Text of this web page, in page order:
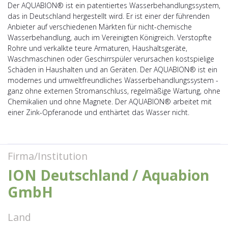
Der AQUABION® ist ein patentiertes Wasserbehandlungssystem,
das in Deutschland hergestellt wird. Er ist einer der führenden
Anbieter auf verschiedenen Märkten für nicht-chemische
Wasserbehandlung, auch im Vereinigten Königreich. Verstopfte
Rohre und verkalkte teure Armaturen, Haushaltsgeräte,
Waschmaschinen oder Geschirrspüler verursachen kostspielige
Schäden in Haushalten und an Geräten. Der AQUABION® ist ein
modernes und umweltfreundliches Wasserbehandlungssystem -
ganz ohne externen Stromanschluss, regelmäßige Wartung, ohne
Chemikalien und ohne Magnete. Der AQUABION® arbeitet mit
einer Zink-Opferanode und enthärtet das Wasser nicht.
Firma/Institution
ION Deutschland / Aquabion
GmbH
Land